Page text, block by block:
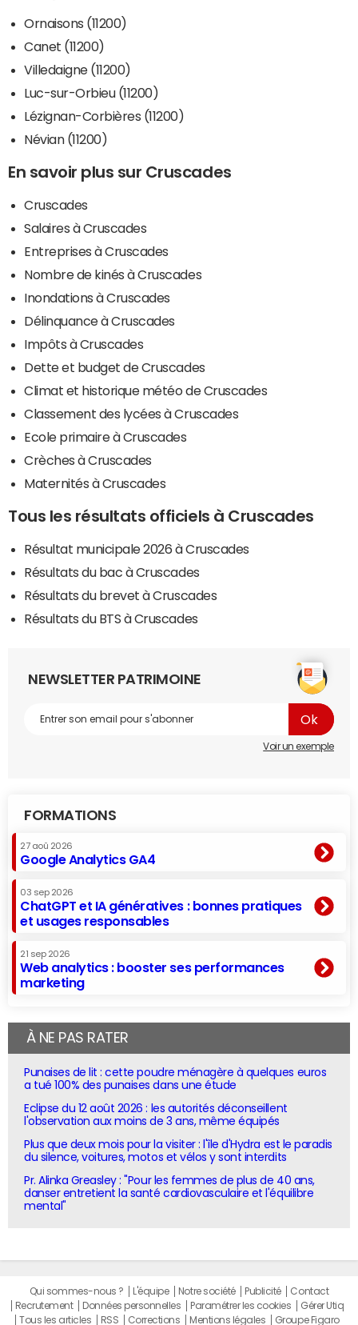
Ornaisons (11200)
Canet (11200)
Villedaigne (11200)
Luc-sur-Orbieu (11200)
Lézignan-Corbières (11200)
Névian (11200)
En savoir plus sur Cruscades
Cruscades
Salaires à Cruscades
Entreprises à Cruscades
Nombre de kinés à Cruscades
Inondations à Cruscades
Délinquance à Cruscades
Impôts à Cruscades
Dette et budget de Cruscades
Climat et historique météo de Cruscades
Classement des lycées à Cruscades
Ecole primaire à Cruscades
Crèches à Cruscades
Maternités à Cruscades
Tous les résultats officiels à Cruscades
Résultat municipale 2026 à Cruscades
Résultats du bac à Cruscades
Résultats du brevet à Cruscades
Résultats du BTS à Cruscades
NEWSLETTER PATRIMOINE
Voir un exemple
FORMATIONS
27 aoû 2026
Google Analytics GA4
03 sep 2026
ChatGPT et IA génératives : bonnes pratiques
et usages responsables
21 sep 2026
Web analytics : booster ses performances
marketing
À NE PAS RATER
Punaises de lit : cette poudre ménagère à quelques euros
a tué 100% des punaises dans une étude
Eclipse du 12 août 2026 : les autorités déconseillent
l'observation aux moins de 3 ans, même équipés
Plus que deux mois pour la visiter : l'île d'Hydra est le paradis
du silence, voitures, motos et vélos y sont interdits
Pr. Alinka Greasley : "Pour les femmes de plus de 40 ans,
danser entretient la santé cardiovasculaire et l'équilibre
mental"
Qui sommes-nous ? L'équipe Notre société Publicité
Contact
Recrutement
Données personnelles Paramétrer les cookies
Gérer Utiq
Tous les articles
RSS Corrections Mentions légales Groupe Figaro